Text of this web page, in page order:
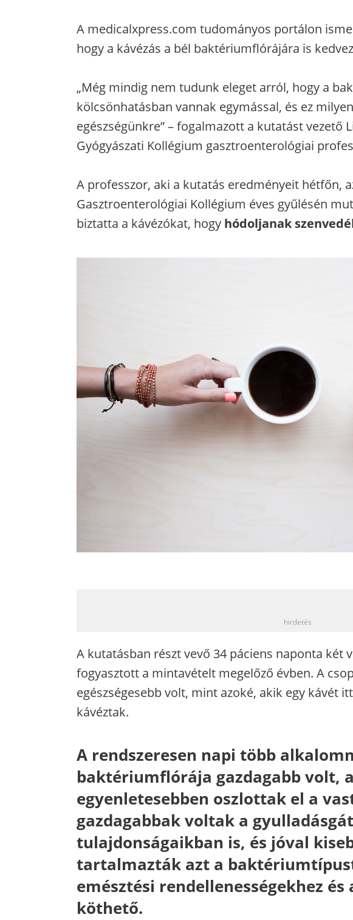
A medicalxpress.com tudományos portálon
hogy a kávézás a bél baktériumflórájára is
„Még mindig nem tudunk eleget arról, hogy a
kölcsönhatásban vannak egymással, és ez
egészségünkre” – fogalmazott a kutatást vezető
Gyógyászati Kollégium gasztroenterológiai
A professzor, aki a kutatás eredményeit hétfőn,
Gasztroenterológiai Kollégium éves gyűlésén
biztatta a kávézókat, hogy hódoljanak
hirdetés
A kutatásban részt vevő 34 páciens naponta két
fogyasztott a mintavételt megelőző évben. A
egészségesebb volt, mint azoké, akik egy kávét
kávéztak.
A rendszeresen napi több
baktériumflórája gazdagabb volt,
egyenletesebben oszlottak el a
gazdagabbak voltak a
tulajdonságaikban is, és jóval
tartalmazták azt a
emésztési rendellenességekhez és
köthető.